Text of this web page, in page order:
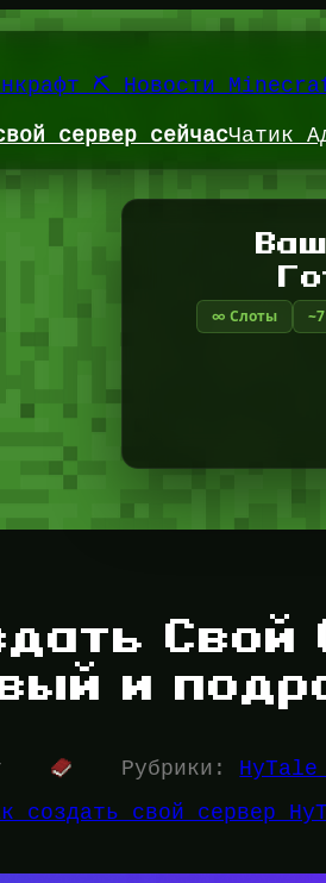
⛏️ Новости
сервер сейчасЧатик
∞ Слоты
Свой
и
Рубрики:
создать свой сервер